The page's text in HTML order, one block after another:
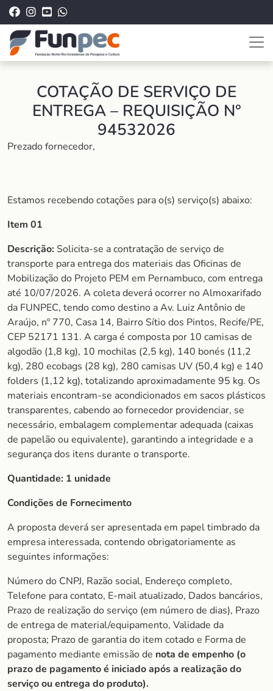
COTAÇÃO DE SERVIÇO DE
ENTREGA – REQUISIÇÃO N°
94532026
Prezado fornecedor,
Estamos recebendo cotações para o(s) serviço(s) abaixo:
Item 01
Descrição: Solicita-se a contratação de serviço de
transporte para entrega dos materiais das Oficinas de
Mobilização do Projeto PEM em Pernambuco, com entrega
até 10/07/2026. A coleta deverá ocorrer no Almoxarifado
da FUNPEC, tendo como destino a Av. Luiz Antônio de
Araújo, nº 770, Casa 14, Bairro Sítio dos Pintos, Recife/PE,
CEP 52171 131. A carga é composta por 10 camisas de
algodão (1,8 kg), 10 mochilas (2,5 kg), 140 bonés (11,2
kg), 280 ecobags (28 kg), 280 camisas UV (50,4 kg) e 140
folders (1,12 kg), totalizando aproximadamente 95 kg. Os
materiais encontram-se acondicionados em sacos plásticos
transparentes, cabendo ao fornecedor providenciar, se
necessário, embalagem complementar adequada (caixas
de papelão ou equivalente), garantindo a integridade e a
segurança dos itens durante o transporte.
Quantidade: 1 unidade
Condições de Fornecimento
A proposta deverá ser apresentada em papel timbrado da
empresa interessada, contendo obrigatoriamente as
seguintes informações:
Número do CNPJ, Razão social, Endereço completo,
Telefone para contato, E-mail atualizado, Dados bancários,
Prazo de realização do serviço (em número de dias), Prazo
de entrega de material/equipamento, Validade da
proposta; Prazo de garantia do item cotado e Forma de
pagamento mediante emissão de nota de empenho (o
prazo de pagamento é iniciado após a realização do
serviço ou entrega do produto).